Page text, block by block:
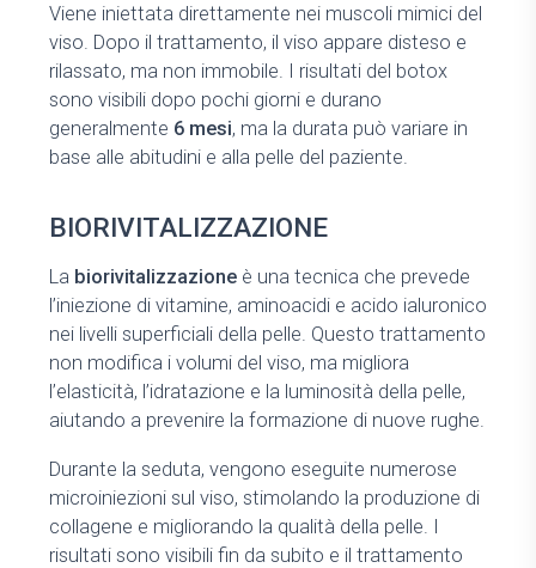
Viene iniettata direttamente nei muscoli mimici del
viso. Dopo il trattamento, il viso appare disteso e
rilassato, ma non immobile. I risultati del botox
sono visibili dopo pochi giorni e durano
generalmente 6 mesi, ma la durata può variare in
base alle abitudini e alla pelle del paziente.
BIORIVITALIZZAZIONE
La biorivitalizzazioneè una tecnica che prevede
l’iniezione di vitamine, aminoacidi e acido ialuronico
nei livelli superficiali della pelle. Questo trattamento
non modifica i volumi del viso, ma migliora
l’elasticità, l’idratazione e la luminosità della pelle,
aiutando a prevenire la formazione di nuove rughe.
Durante la seduta, vengono eseguite numerose
microiniezioni sul viso, stimolando la produzione di
collagene e migliorando la qualità della pelle. I
risultati sono visibili fin da subito e il trattamento